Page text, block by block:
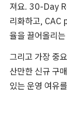
져요. 30-Day
리화하고, CAC
율을 끌어올리는
그리고 가장 중
산만한 신규 구
있는 운영 여유